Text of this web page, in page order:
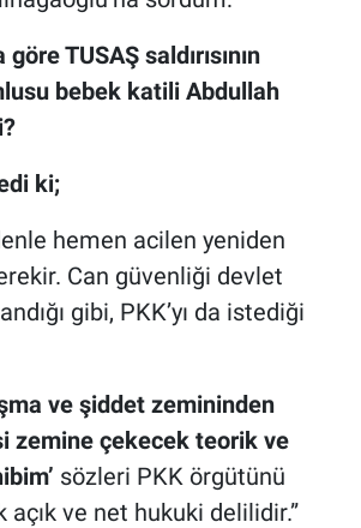
TUSAŞ saldırısının
bebek katili Abdullah
ki;
hemen acilen yeniden
Can güvenliği devlet
gibi, PKK’yı da istediği
ve şiddet zemininden
zemine çekecek teorik ve
sözleri PKK örgütünü
ve net hukuki delilidir.”